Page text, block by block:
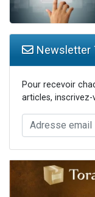
Newsletter
Pour recevoir
articles,